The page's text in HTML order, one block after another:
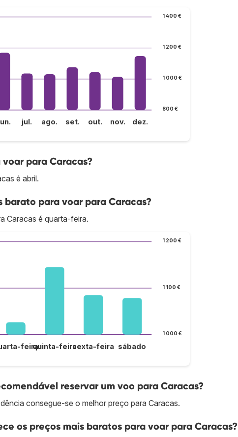
800 €
1 000 €
1 200 €
1 400 €
jul. ago. set. out. nov. dez.
para Caracas?
é abril.
barato para voar para Caracas?
Caracas é quarta-feira.
1 000 €
1 100 €
1 200 €
feiraquinta-feirasexta-feira sábado
reservar um voo para Caracas?
consegue-se o melhor preço para Caracas.
os preços mais baratos para voar para Caracas?